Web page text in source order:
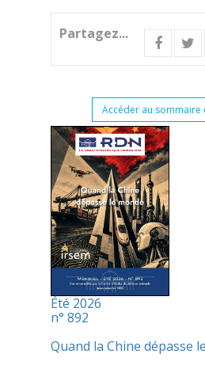
Partagez...
Accéder au sommaire
Été 2026
n° 892
Quand la Chine dépasse